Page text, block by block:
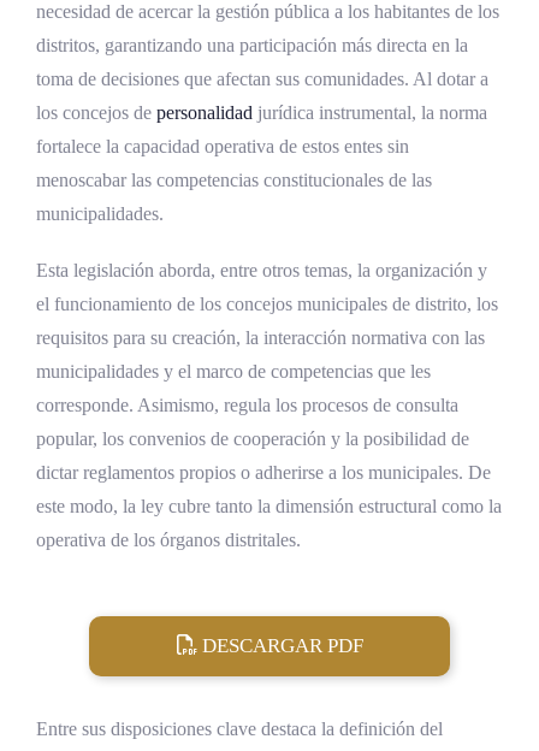
necesidad de acercar la gestión pública a los habitantes de los
distritos, garantizando una participación más directa en la
toma de decisiones que afectan sus comunidades. Al dotar a
los concejos de personalidad jurídica instrumental, la norma
fortalece la capacidad operativa de estos entes sin
menoscabar las competencias constitucionales de las
municipalidades.
Esta legislación aborda, entre otros temas, la organización y
el funcionamiento de los concejos municipales de distrito, los
requisitos para su creación, la interacción normativa con las
municipalidades y el marco de competencias que les
corresponde. Asimismo, regula los procesos de consulta
popular, los convenios de cooperación y la posibilidad de
dictar reglamentos propios o adherirse a los municipales. De
este modo, la ley cubre tanto la dimensión estructural como la
operativa de los órganos distritales.
DESCARGAR PDF
Entre sus disposiciones clave destaca la definición del